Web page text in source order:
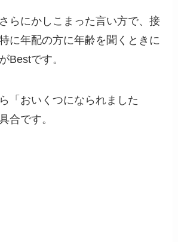
らにかしこまった言い方で、接
に年配の方に年齢を聞くときに
Bestです。
「おいくつになられました
合です。